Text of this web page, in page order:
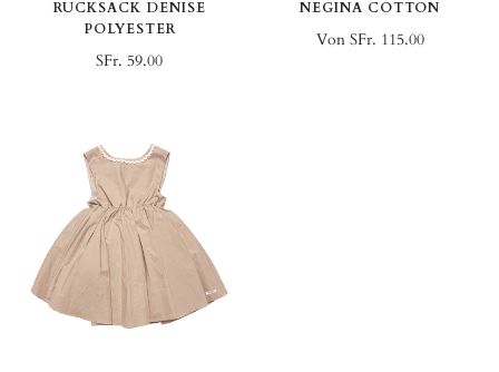
RUCKSACK DENISE
POLYESTER
SFr. 59.00
NEGINA COTTON
Von SFr. 115.00